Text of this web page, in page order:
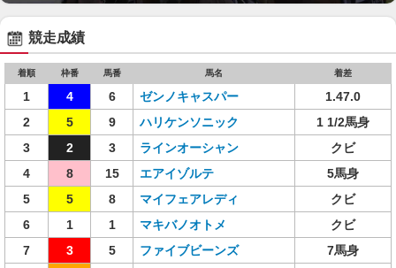
競走成績
着順 枠番 馬番 馬名 着差
1 4 6 ゼンノキャスパー
1.47.0
2
5 9 ハリケンソニック
1 1/2馬身
3
2 3 ラインオーシャン
クビ
4
8 15 エアイゾルテ
5馬身
5
5 8 マイフェアレディ
クビ
6
1 1 マキバノオトメ
クビ
7
3 5 ファイブビーンズ
7馬身